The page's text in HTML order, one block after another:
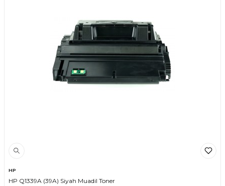
HP
HP Q1339A (39A) Siyah Muadil Toner